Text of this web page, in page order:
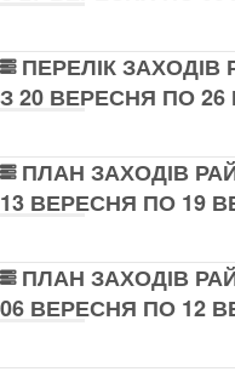
ПЕРЕЛІК ЗАХОДІВ
З 20 ВЕРЕСНЯ ПО
ПЛАН ЗАХОДІВ
13 ВЕРЕСНЯ ПО 19
ПЛАН ЗАХОДІВ
06 ВЕРЕСНЯ ПО 12